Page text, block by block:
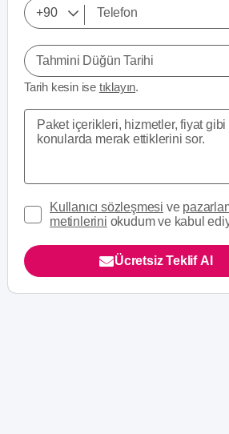
Tahmini Düğün Tarihi
Tarih kesin ise tıklayın.
Kullanıcı sözleşmesi ve
metinlerini okudum ve kabul
Ücretsiz Teklif Al